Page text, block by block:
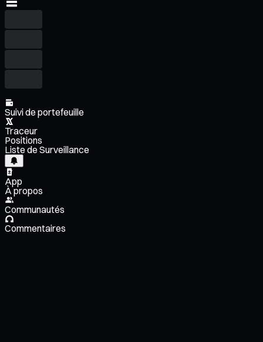
Suivi de portefeuille
Traceur
Positions
Liste de Surveillance
App
À propos
Communautés
Commentaires